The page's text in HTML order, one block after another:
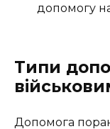
допомогу
Типи
Допомога